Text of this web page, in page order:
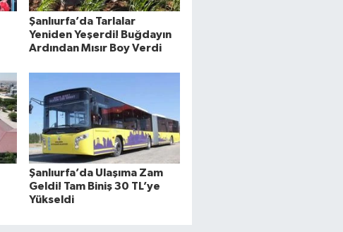
Şanlıurfa’da Tarlalar
Yeniden Yeşerdi! Buğdayın
Ardından Mısır Boy Verdi
Şanlıurfa’da Ulaşıma Zam
Geldi! Tam Biniş 30 TL’ye
Yükseldi